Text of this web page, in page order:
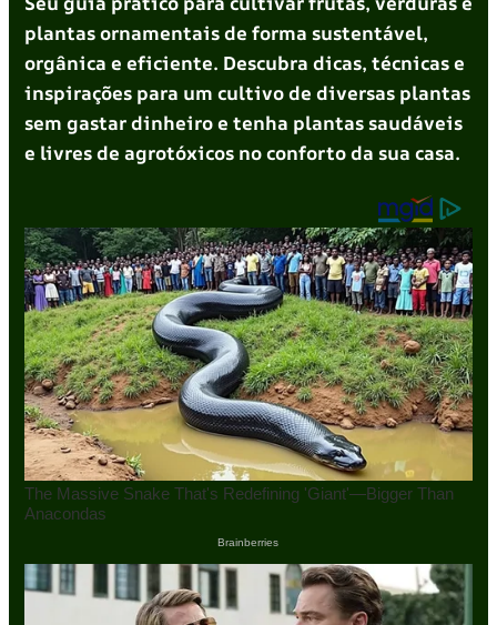
plantas ornamentais de forma sustentável,
orgânica e eficiente. Descubra dicas, técnicas e
inspirações para um cultivo de diversas plantas
sem gastar dinheiro e tenha plantas saudáveis
e livres de agrotóxicos no conforto da sua casa.